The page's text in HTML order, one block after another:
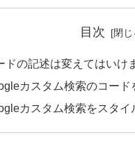
目次
ドの記述は変えてはいけ
カスタム検索のコード
カスタム検索をスタ